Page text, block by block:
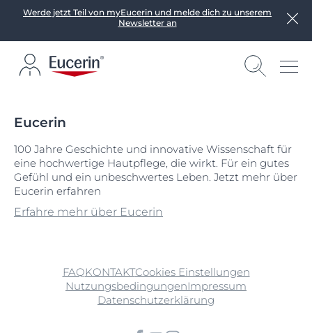
Werde jetzt Teil von myEucerin und melde dich zu unserem
Newsletter an
Eucerin
100 Jahre Geschichte und innovative Wissenschaft für
eine hochwertige Hautpflege, die wirkt. Für ein gutes
Gefühl und ein unbeschwertes Leben. Jetzt mehr über
Eucerin erfahren
Erfahre mehr über Eucerin
FAQKONTAKTCookies Einstellungen
NutzungsbedingungenImpressum
Datenschutzerklärung